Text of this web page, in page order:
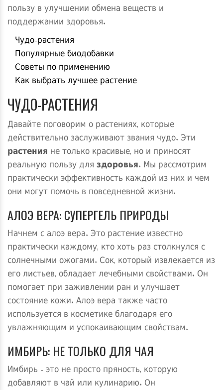
пользу в улучшении обмена веществ и
поддержании здоровья.
Чудо-растения
Популярные биодобавки
Советы по применению
Как выбрать лучшее растение
ЧУДО-РАСТЕНИЯ
Давайте поговорим о растениях, которые
действительно заслуживают звания чудо. Эти
растения не только красивые, но и приносят
реальную пользу для здоровья. Мы рассмотрим
практически эффективность каждой из них и чем
они могут помочь в повседневной жизни.
АЛОЭ ВЕРА: СУПЕРГЕЛЬ ПРИРОДЫ
Начнем с алоэ вера. Это растение известно
практически каждому, кто хоть раз столкнулся с
солнечными ожогами. Сок, который извлекается из
его листьев, обладает лечебными свойствами. Он
помогает при заживлении ран и улучшает
состояние кожи. Алоэ вера также часто
используется в косметике благодаря его
увлажняющим и успокаивающим свойствам.
ИМБИРЬ: НЕ ТОЛЬКО ДЛЯ ЧАЯ
Имбирь - это не просто пряность, которую
добавляют в чай или кулинарию. Он